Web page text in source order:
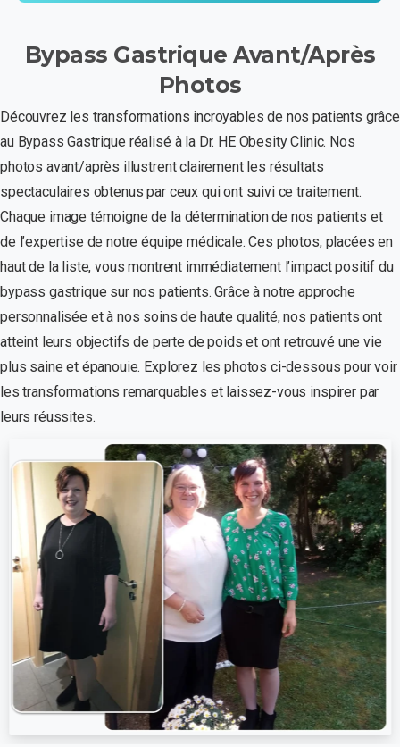
Bypass Gastrique Avant/Après
Photos
Découvrez les transformations incroyables de nos patients grâce
au Bypass Gastrique réalisé à la Dr. HE Obesity Clinic. Nos
photos avant/après illustrent clairement les résultats
spectaculaires obtenus par ceux qui ont suivi ce traitement.
Chaque image témoigne de la détermination de nos patients et
de l’expertise de notre équipe médicale. Ces photos, placées en
haut de la liste, vous montrent immédiatement l’impact positif du
bypass gastrique sur nos patients. Grâce à notre approche
personnalisée et à nos soins de haute qualité, nos patients ont
atteint leurs objectifs de perte de poids et ont retrouvé une vie
plus saine et épanouie. Explorez les photos ci-dessous pour voir
les transformations remarquables et laissez-vous inspirer par
leurs réussites.